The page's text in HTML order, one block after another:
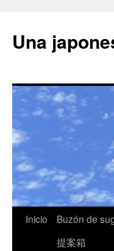
Una
Inicio
Buzón de
提案箱